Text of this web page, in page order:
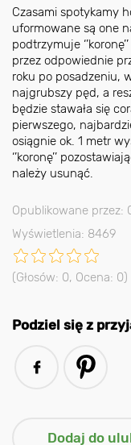
Czasami spotykamy
uformowane są one
podtrzymuje
przez odpowiednie
roku po posadzeniu,
najgrubszy pęd, a
będzie stawała się
pierwszego,
osiągnie ok. 1 metr
‘’koronę’’
należy usunąć.
Opublikowane przez:
Wyświetlenia: 8469
(Głosów: 0, Ocena: 0)
Podziel się z